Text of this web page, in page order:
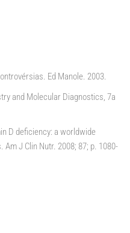
Ed Manole. 2003.
and Molecular Diagnostics, 7a
D deficiency: a worldwide
J Clin Nutr. 2008; 87; p. 1080-